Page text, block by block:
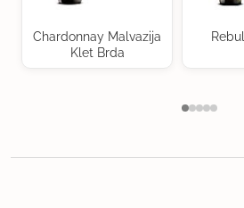
Chardonnay Malvazija
Klet Brda